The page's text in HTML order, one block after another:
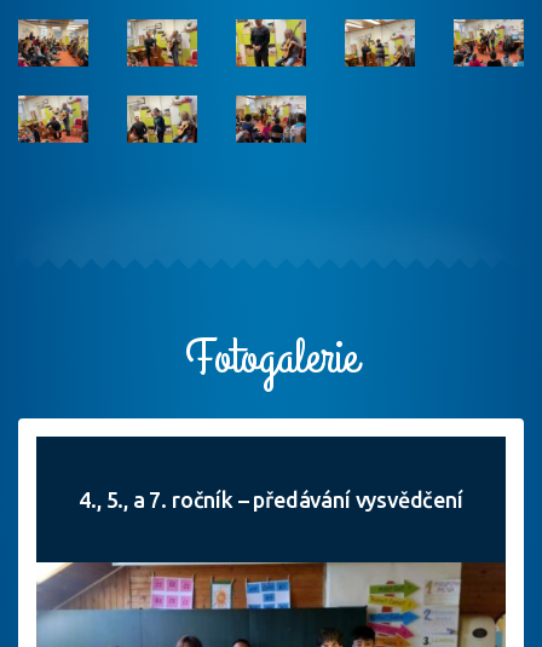
Fotogalerie
4., 5., a 7. ročník – předávání vysvědčení